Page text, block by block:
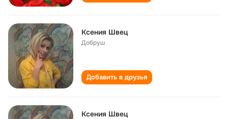
Ксения Швец
Добруш
Добавить в друзья
Ксения Швец